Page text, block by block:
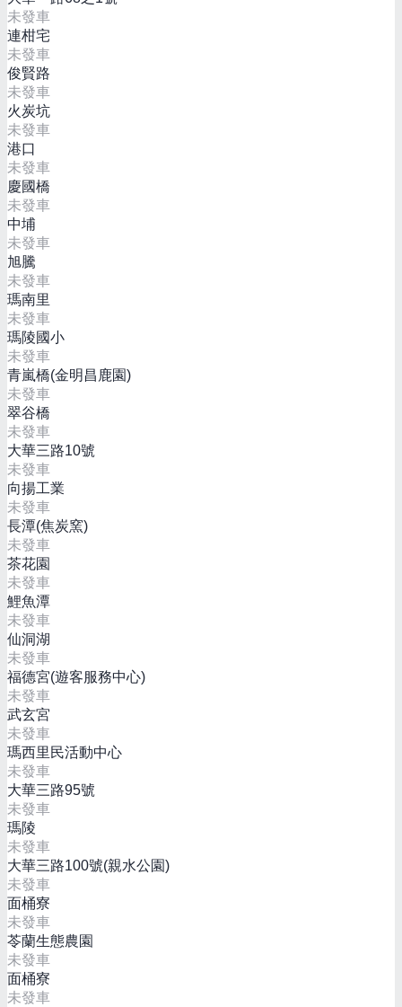
未發車
連柑宅
未發車
俊賢路
未發車
火炭坑
未發車
港口
未發車
慶國橋
未發車
中埔
未發車
旭騰
未發車
瑪南里
未發車
瑪陵國小
未發車
青嵐橋(金明昌鹿園)
未發車
翠谷橋
未發車
大華三路10號
未發車
向揚工業
未發車
長潭(焦炭窯)
未發車
茶花園
未發車
鯉魚潭
未發車
仙洞湖
未發車
福德宮(遊客服務中心)
未發車
武玄宮
未發車
瑪西里民活動中心
未發車
大華三路95號
未發車
瑪陵
未發車
大華三路100號(親水公園)
未發車
面桶寮
未發車
苓蘭生態農園
未發車
面桶寮
未發車